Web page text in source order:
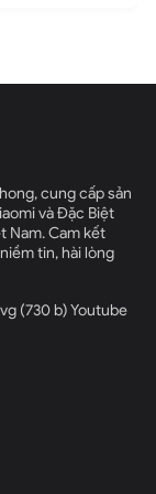
cung cấp sản
và Đặc Biệt
Nam. Cam kết
tin, hài lòng
Youtube